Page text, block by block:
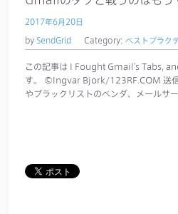
2017年6月20日
by SendGrid Category: ベストプラク
この記事は I Fought Gmail’s Tabs,
す。 ©Ingvar Bjork/123RF.COM 送信
やブラックリストのベンダ、メールサー